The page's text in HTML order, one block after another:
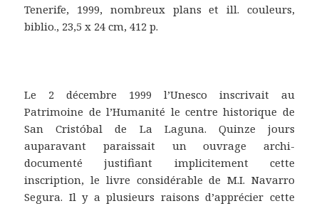
Tenerife, 1999, nombreux plans et ill. couleurs,
biblio., 23,5 x 24 cm, 412 p.
Le 2 décembre 1999 l’Unesco inscrivait au
Patrimoine de l’Humanité le centre historique de
San Cristóbal de La Laguna. Quinze jours
auparavant paraissait un ouvrage archi-
documenté justifiant implicitement cette
inscription, le livre considérable de M.I. Navarro
Segura. Il y a plusieurs raisons d’apprécier cette